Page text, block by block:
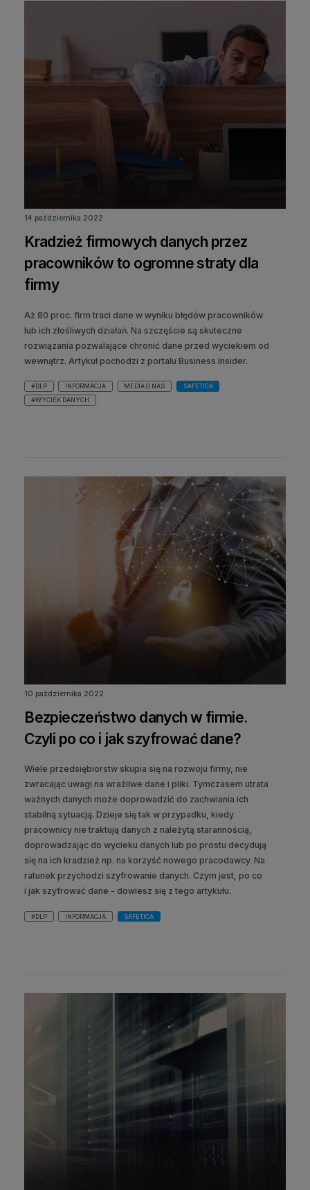
14 października 2022
Kradzież firmowych danych przez
pracowników to ogromne straty dla
firmy
Aż 80 proc. firm traci dane w wyniku błędów pracowników
lub ich złośliwych działań. Na szczęście są skuteczne
rozwiązania pozwalające chronić dane przed wyciekiem od
wewnątrz. Artykuł pochodzi z portalu Business Insider.
#DLP INFORMACJA MEDIA O NAS
SAFETICA
#WYCIEK DANYCH
10 października 2022
Bezpieczeństwo danych w firmie.
Czyli po co i jak szyfrować dane?
Wiele przedsiębiorstw skupia się na rozwoju firmy, nie
zwracając uwagi na wrażliwe dane i pliki. Tymczasem utrata
ważnych danych może doprowadzić do zachwiania ich
stabilną sytuacją. Dzieje się tak w przypadku, kiedy
pracownicy nie traktują danych z należytą starannością,
doprowadzając do wycieku danych lub po prostu decydują
się na ich kradzież np. na korzyść nowego pracodawcy. Na
ratunek przychodzi szyfrowanie danych. Czym jest, po co
i jak szyfrować dane - dowiesz się z tego artykułu.
#DLP INFORMACJA SAFETICA